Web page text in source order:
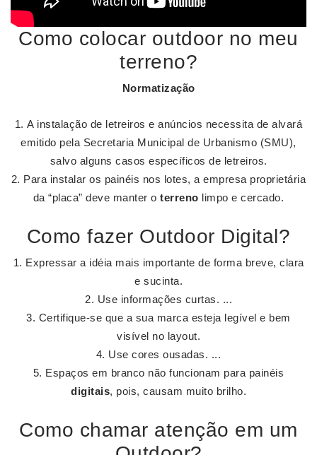
Como colocar outdoor no meu
terreno?
Normatização
A instalação de letreiros e anúncios necessita de alvará
emitido pela Secretaria Municipal de Urbanismo (SMU),
salvo alguns casos específicos de letreiros.
Para instalar os painéis nos lotes, a empresa proprietária
da “placa” deve manter oterreno limpo e cercado.
Como fazer Outdoor Digital?
Expressar a idéia mais importante de forma breve, clara
e sucinta.
Use informações curtas. ...
Certifique-se que a sua marca esteja legível e bem
visível no layout.
Use cores ousadas. ...
Espaços em branco não funcionam para painéis
digitais, pois, causam muito brilho.
Como chamar atenção em um